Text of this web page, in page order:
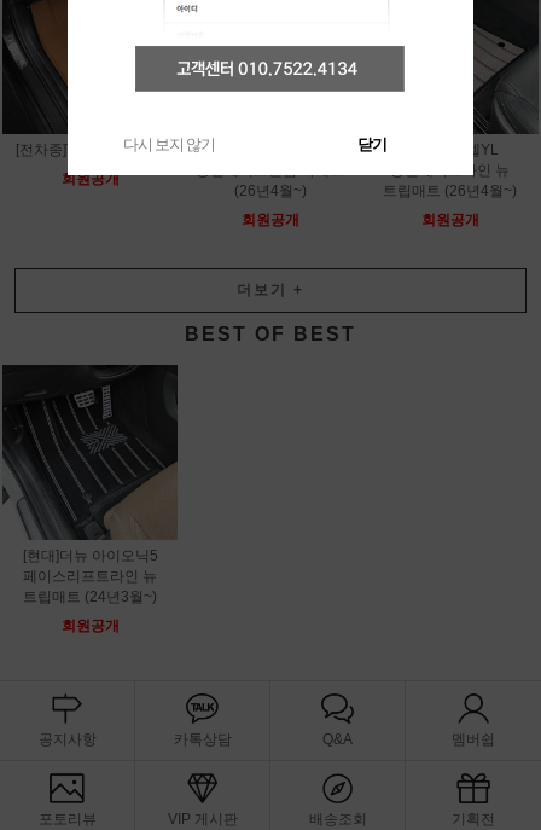
[전차종]TPE 3D 카매트
회원공개
(26년4월~)
회원공개
[테슬라]모델YL
롱휠베이스라인 뉴
트립매트 (26년4월~)
회원공개
더보기 +
BEST OF BEST
[현대]더뉴 아이오닉5
페이스리프트라인 뉴
트립매트 (24년3월~)
회원공개
공지사항 카톡상담 Q&A 멤버쉽
포토리뷰 VIP 게시판 배송조회 기획전
다시 보지 않기 닫기